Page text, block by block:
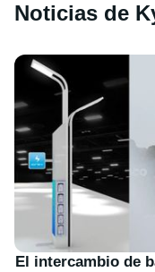
Noticias de
El intercambio de